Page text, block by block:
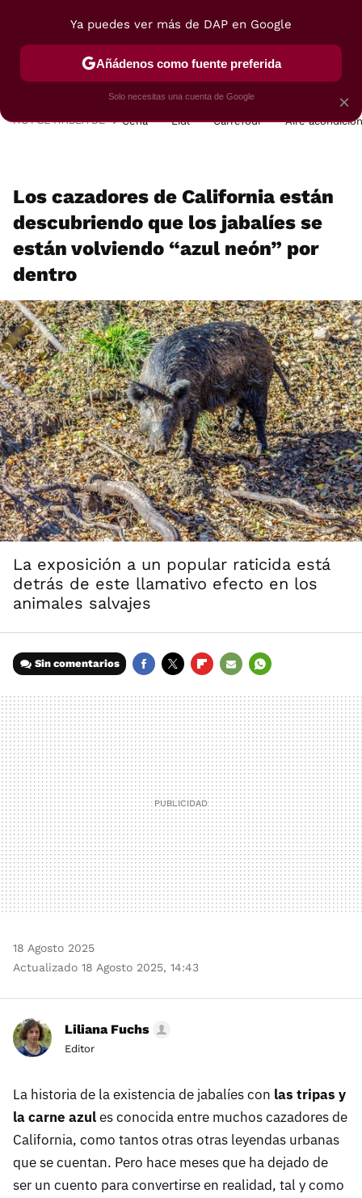
POSTRES VIAJES SELECCIÓN VEGUI
HOY SE HABLA DE Cena Lidl Carrefour Aire
Los cazadores de California están
descubriendo que los jabalíes se
están volviendo “azul neón” por
dentro
La exposición a un popular raticida está
detrás de este llamativo efecto en los
animales salvajes
Sin comentarios
MAIL
18 Agosto 2025
Actualizado 18 Agosto 2025, 14:43
Liliana Fuchs
Editor
La historia de la existencia de jabalíes con las tripas y
la carne azules conocida entre muchos cazadores de
California, como tantos otras otras leyendas urbanas
que se cuentan. Pero hace meses que ha dejado de
ser un cuento para convertirse en realidad, tal y como
×
Ya puedes ver más de DAP en Google
Añádenos como fuente preferida
Solo necesitas una cuenta de Google